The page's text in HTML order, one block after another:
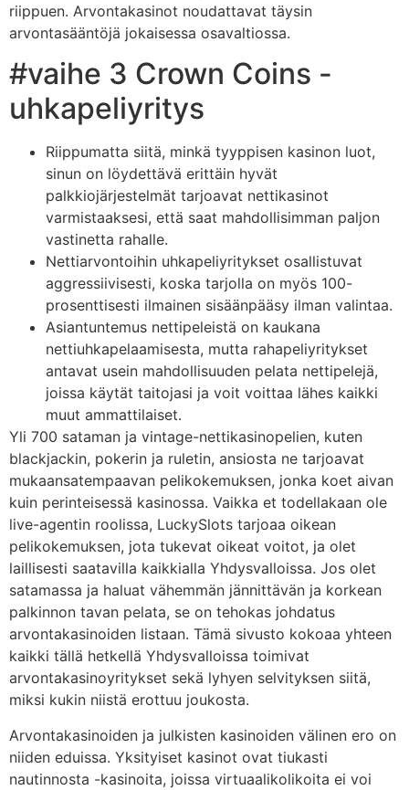
riippuen. Arvontakasinot noudattavat täysin
arvontasääntöjä jokaisessa osavaltiossa.
#vaihe 3 Crown Coins -
uhkapeliyritys
Riippumatta siitä, minkä tyyppisen kasinon luot,
sinun on löydettävä erittäin hyvät
palkkiojärjestelmät tarjoavat nettikasinot
varmistaaksesi, että saat mahdollisimman paljon
vastinetta rahalle.
Nettiarvontoihin uhkapeliyritykset osallistuvat
aggressiivisesti, koska tarjolla on myös 100-
prosenttisesti ilmainen sisäänpääsy ilman valintaa.
Asiantuntemus nettipeleistä on kaukana
nettiuhkapelaamisesta, mutta rahapeliyritykset
antavat usein mahdollisuuden pelata nettipelejä,
joissa käytät taitojasi ja voit voittaa lähes kaikki
muut ammattilaiset.
Yli 700 sataman ja vintage-nettikasinopelien, kuten
blackjackin, pokerin ja ruletin, ansiosta ne tarjoavat
mukaansatempaavan pelikokemuksen, jonka koet aivan
kuin perinteisessä kasinossa. Vaikka et todellakaan ole
live-agentin roolissa, LuckySlots tarjoaa oikean
pelikokemuksen, jota tukevat oikeat voitot, ja olet
laillisesti saatavilla kaikkialla Yhdysvalloissa. Jos olet
satamassa ja haluat vähemmän jännittävän ja korkean
palkinnon tavan pelata, se on tehokas johdatus
arvontakasinoiden listaan. Tämä sivusto kokoaa yhteen
kaikki tällä hetkellä Yhdysvalloissa toimivat
arvontakasinoyritykset sekä lyhyen selvityksen siitä,
miksi kukin niistä erottuu joukosta.
Arvontakasinoiden ja julkisten kasinoiden välinen ero on
niiden eduissa. Yksityiset kasinot ovat tiukasti
nautinnosta -kasinoita, joissa virtuaalikolikoita ei voi